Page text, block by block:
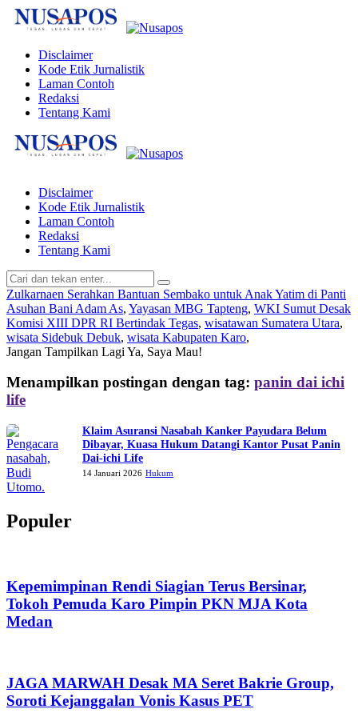
Disclaimer
Kode Etik Jurnalistik
Laman Contoh
Redaksi
Tentang Kami
Disclaimer
Kode Etik Jurnalistik
Laman Contoh
Redaksi
Tentang Kami
Zulkarnaen Serahkan Bantuan Sembako untuk Anak Yatim di Panti
Asuhan Bani Adam As, Yayasan MBG Tapteng, WKI Sumut Desak
Komisi XIII DPR RI Bertindak Tegas, wisatawan Sumatera Utara,
wisata Sidebuk Debuk, wisata Kabupaten Karo,
Jangan Tampilkan Lagi Ya, Saya Mau!
Menampilkan postingan dengan tag: panin dai ichi
life
Klaim Asuransi Nasabah Kanker Payudara Belum
Dibayar, Kuasa Hukum Datangi Kantor Pusat Panin
Dai-ichi Life
14 Januari 2026 Hukum
Populer
Kepemimpinan Rendi Siagian Terus Bersinar,
Tokoh Pemuda Karo Pimpin PKN MJA Kota
Medan
JAGA MARWAH Desak MA Seret Bakrie Group,
Soroti Kejanggalan Vonis Kasus PET